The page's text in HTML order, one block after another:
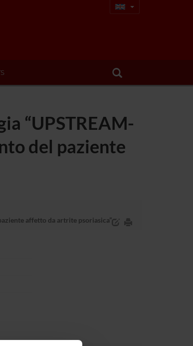
“UPSTREAM-
del paziente
affetto da artrite psoriasica”